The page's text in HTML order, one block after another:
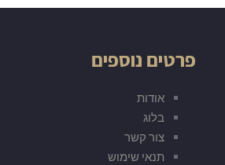
פרטים נוספים
אודות
בלוג
צור קשר
תנאי שימוש